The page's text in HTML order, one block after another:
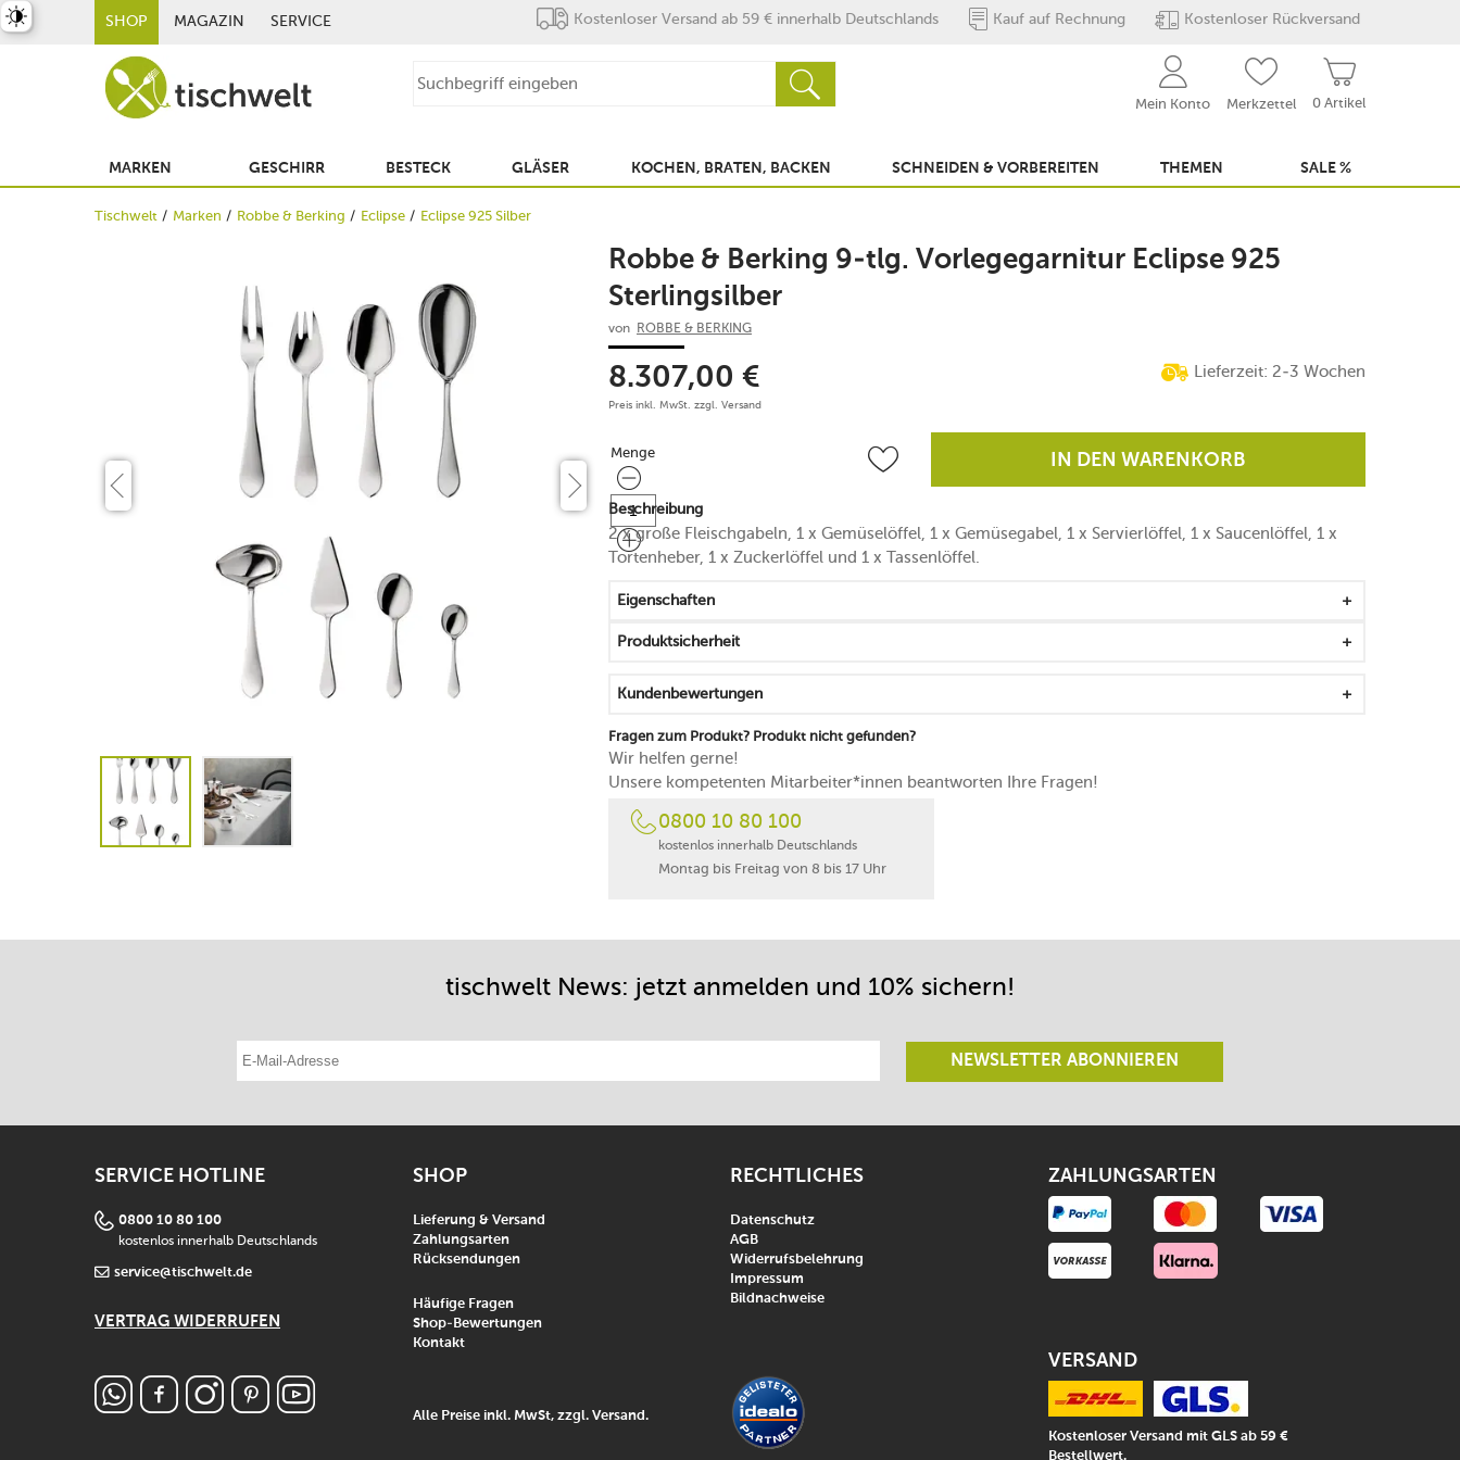
SHOP MAGAZIN SERVICE Kostenloser Versand ab 59 € innerhalb Deutschlands Kauf auf Rechnung Kostenloser Rückversand
0 Artikel
Mein Konto Merkzettel
MARKEN GESCHIRR BESTECK GLÄSER KOCHEN, BRATEN, BACKEN SCHNEIDEN & VORBEREITEN THEMEN SALE %
Tischwelt Marken Robbe & Berking Eclipse Eclipse 925 Silber
Robbe & Berking 9-tlg. Vorlegegarnitur Eclipse 925
Sterlingsilber
von ROBBE & BERKING
8.307,00 €
Preis inkl. MwSt. zzgl. Versand
Lieferzeit: 2-3 Wochen
Menge
Menge IN DEN WARENKORB
Beschreibung
2 x große Fleischgabeln, 1 x Gemüselöffel, 1 x Gemüsegabel, 1 x Servierlöffel, 1 x Saucenlöffel, 1 x
Tortenheber, 1 x Zuckerlöffel und 1 x Tassenlöffel.
Eigenschaften
Produktsicherheit
Kundenbewertungen
Fragen zum Produkt? Produkt nicht gefunden?
Wir helfen gerne!
Unsere kompetenten Mitarbeiter*innen beantworten Ihre Fragen!
0800 10 80 100
kostenlos innerhalb Deutschlands
Montag bis Freitag von 8 bis 17 Uhr
tischwelt News: jetzt anmelden und 10% sichern!
E-Mail-Adresse eintragen
NEWSLETTER ABONNIEREN
SERVICE HOTLINE
0800 10 80 100
kostenlos innerhalb Deutschlands
service@tischwelt.de
VERTRAG WIDERRUFEN
SHOP
Lieferung & Versand
Zahlungsarten
Rücksendungen
Häufige Fragen
Shop-Bewertungen
Kontakt
Alle Preise inkl. MwSt, zzgl. Versand.
RECHTLICHES
Datenschutz
AGB
Widerrufsbelehrung
Impressum
Bildnachweise
ZAHLUNGSARTEN
VERSAND
Kostenloser Versand mit GLS ab 59 €
Bestellwert.
umschalten